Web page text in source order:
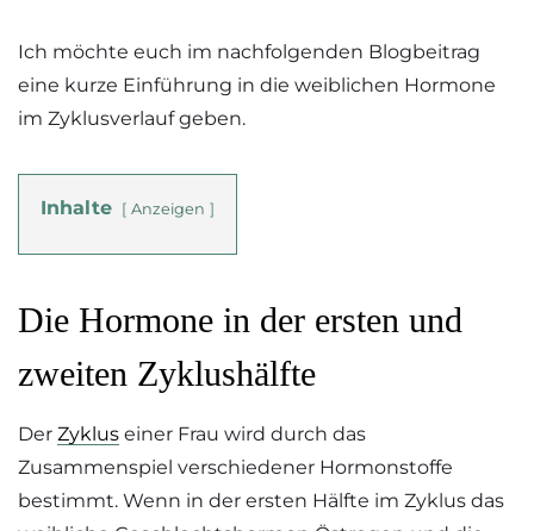
Ich möchte euch im nachfolgenden Blogbeitrag
eine kurze Einführung in die weiblichen Hormone
im Zyklusverlauf geben.
Inhalte Anzeigen
Die Hormone in der ersten und
zweiten Zyklushälfte
Der Zyklus einer Frau wird durch das
Zusammenspiel verschiedener Hormonstoffe
bestimmt. Wenn in der ersten Hälfte im Zyklus das